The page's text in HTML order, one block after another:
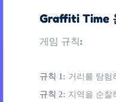
Graffiti Time
게임 규칙:
규칙 1: 거리를 탐험
규칙 2: 지역을 순찰